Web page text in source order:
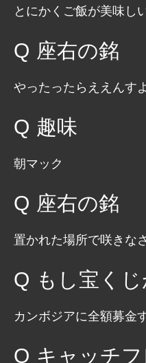
とにかくご飯が美味し
座右の銘
やったったらええんすよ
趣味
朝マック
座右の銘
置かれた場所で咲きな
もし宝く
カンボジアに全額募金
キャッチ